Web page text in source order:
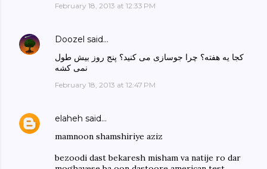
February 18, 2013 at 12:33 PM
Doozel said…
کجا یه هفته؟ چرا جوسازی می کنید؟ پنج روز بیش طول
نمی کشه
February 18, 2013 at 12:47 PM
elaheh said…
mamnoon shamshiriye aziz
bezoodi dast bekaresh misham va natije ro dar